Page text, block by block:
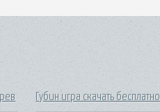
Губин игра скачать бесплатно